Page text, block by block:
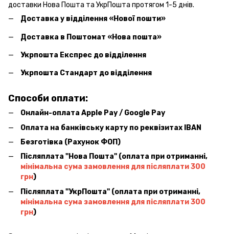
доставки Нова Пошта та УкрПошта протягом 1-5 днів.
Доставка у відділення «Нової пошти»
Доставка в Поштомат «Нова пошта»
Укрпошта Експрес до відділення
Укрпошта Стандарт до відділення
Способи оплати:
Онлайн-оплата Apple Pay / Google Pay
Оплата на банківську карту по реквізитах IBAN
Безготівка (Рахунок ФОП)
Післяплата ''Нова Пошта'' (оплата при отриманні,
мінімальна сума замовлення для післяплати 300
грн)
Післяплата ''УкрПошта'' (оплата при отриманні,
мінімальна сума замовлення для післяплати 300
грн)